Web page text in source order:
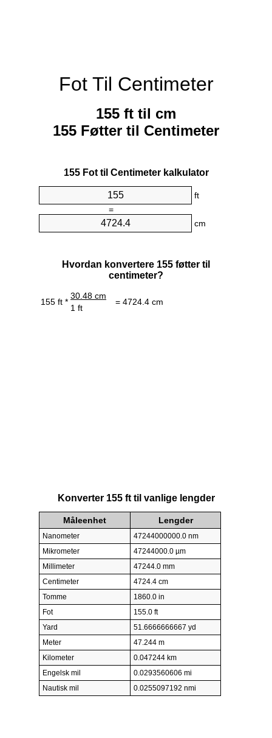
Fot Til Centimeter
155 ft til cm
155 Føtter til Centimeter
155 Fot til Centimeter kalkulator
ft
=
cm
Hvordan konvertere 155 føtter til
centimeter?
155 ft *
30.48 cm
= 4724.4 cm
1 ft
Konverter 155 ft til vanlige lengder
Måleenhet Lengder
Nanometer
47244000000.0 nm
Mikrometer
47244000.0 µm
Millimeter
47244.0 mm
Centimeter
4724.4 cm
Tomme
1860.0 in
Fot
155.0 ft
Yard
51.6666666667 yd
Meter
47.244 m
Kilometer
0.047244 km
Engelsk mil
0.0293560606 mi
Nautisk mil
0.0255097192 nmi